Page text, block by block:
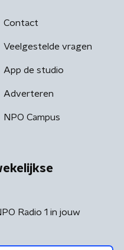
Contact
Veelgestelde vragen
App de studio
Adverteren
NPO Campus
Radio 1 in jouw